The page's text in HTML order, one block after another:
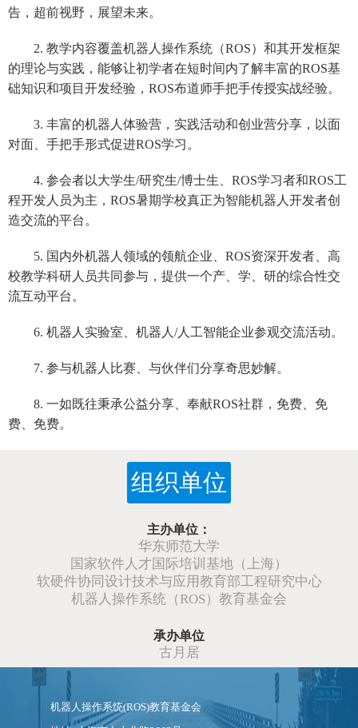
告，超前视野，展望未来。
2. 教学内容覆盖机器人操作系统（ROS）和其开发框架
的理论与实践，能够让初学者在短时间内了解丰富的ROS基
础知识和项目开发经验，ROS布道师手把手传授实战经验。
3. 丰富的机器人体验营，实践活动和创业营分享，以面
对面、手把手形式促进ROS学习。
4. 参会者以大学生/研究生/博士生、ROS学习者和ROS工
程开发人员为主，ROS暑期学校真正为智能机器人开发者创
造交流的平台。
5. 国内外机器人领域的领航企业、ROS资深开发者、高
校教学科研人员共同参与，提供一个产、学、研的综合性交
流互动平台。
6. 机器人实验室、机器人/人工智能企业参观交流活动。
7. 参与机器人比赛、与伙伴们分享奇思妙解。
8. 一如既往秉承公益分享、奉献ROS社群，免费、免
费、免费。
组织单位
主办单位：
华东师范大学
国家软件人才国际培训基地（上海）
软硬件协同设计技术与应用教育部工程研究中心
机器人操作系统（ROS）教育基金会
承办单位
古月居
机器人操作系统(ROS)教育基金会